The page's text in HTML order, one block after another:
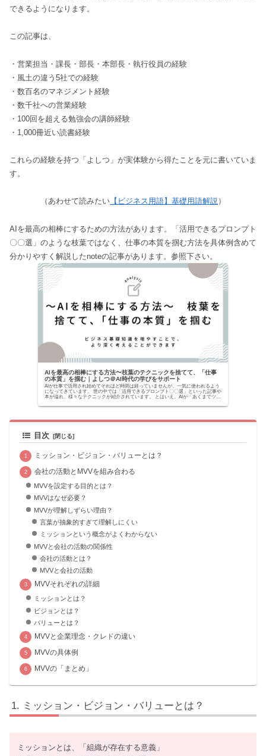
できるようになります。
この記事は、
・営業担当・課長・部長・本部長・執行役員の経験
・風土の違う5社での経験
・数百名のマネジメント経験
・数千社への営業経験
・100回を超える勉強会の講師経験
・1,000冊近い読書経験
これらの経験を持つ「よしつ」が実体験から得たことを元に書いていま
す。
（あわせて読みたい 【ビジネス用語】基礎用語解説）
AIを最高の相棒にするための方法があります。「活用できるプロンプト
〇〇選」のような枝葉ではなく、仕事の本質を掴む方法を具体例含めて
分かりやすく解説したnoteの記事があります。参照下さい。
AIを最高の相棒にする方法〜枝葉のテクニックを捨てて、「仕事
の本質」を掴む｜よしつ＠AI時代の学びをサポート
AIが仕事で活用され始めてそれほど時間は経っていませんが、一気に使われるよう
になってきています。 世の中では「活用できるプロンプト〇〇選」といった記事や
本が溢れ、様々なテクニックが紹介されています。 とはいえ、AIが「あくまでツー
目次
ミッション・ビジョン・バリューとは？
会社の活動とMVVを組み合わる
MVVを設定する目的とは？
MVVはなぜ必要？
MVVが理解しずらい理由？
言葉が抽象的すぎて理解しにくい
ミッションという概念がよくわからない
MVVと会社の活動の関係性
会社の活動とは？
MVVと会社の活動
MVVそれぞれの詳細
ミッションとは？
ビジョンとは？
バリューとは？
MVVと企業理念・クレドの違い
MVVの具体例
MVVの「まとめ」
ミッション・ビジョン・バリューとは？
ミッションとは、「組織が存在する意義」